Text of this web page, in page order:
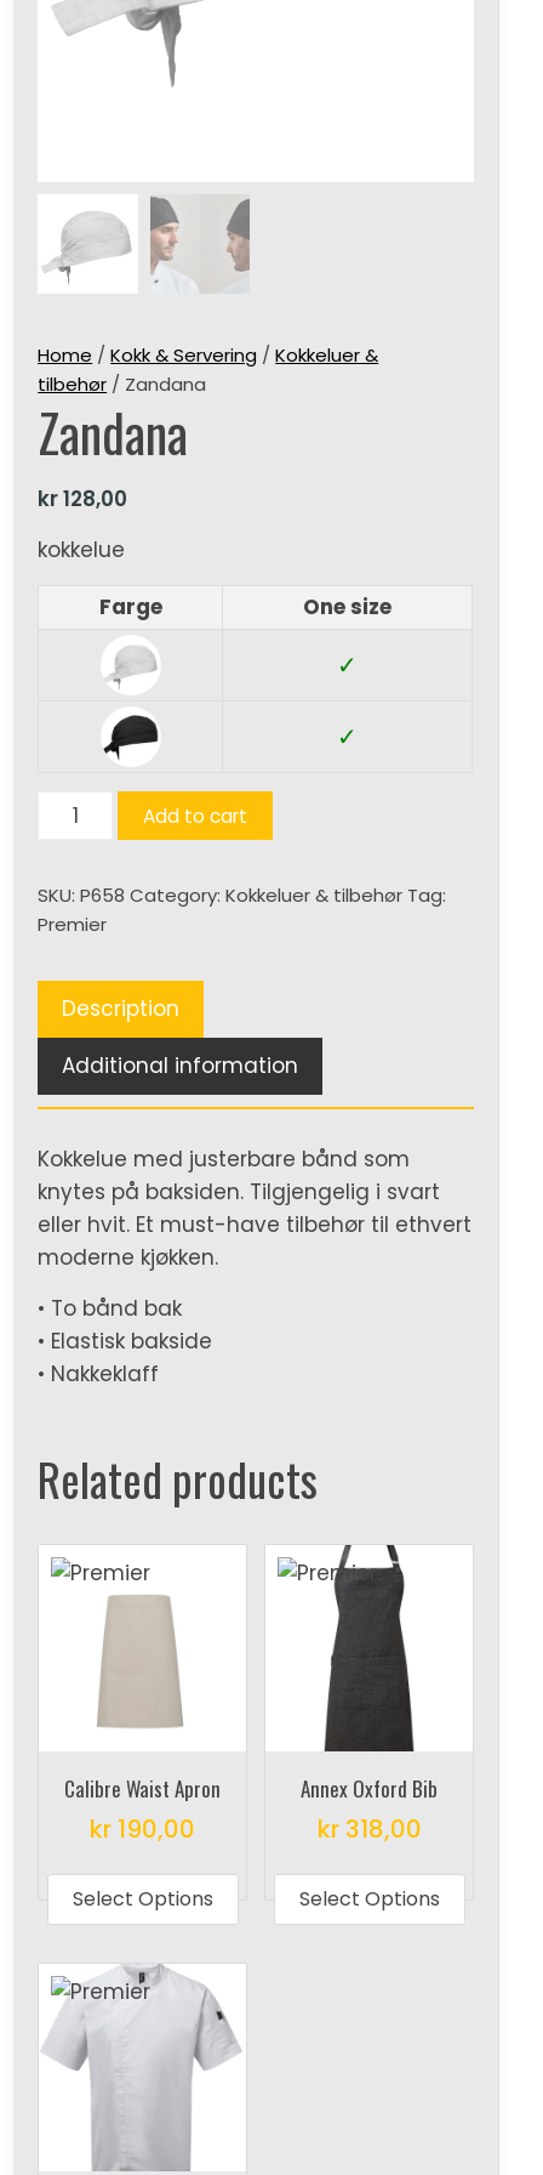
Home /Kokk & Servering /Kokkeluer &
tilbehør / Zandana
Zandana
kr128,00
kokkelue
Farge
One size
✓
✓
Zandana
quantity
Add to cart
SKU:P658 Category:Kokkeluer & tilbehør Tag:
Premier
Description
Additional information
Kokkelue med justerbare bånd som
knytes på baksiden. Tilgjengelig i svart
eller hvit. Et must-have tilbehør til ethvert
moderne kjøkken.
• To bånd bak
• Elastisk bakside
• Nakkeklaff
Related products
Calibre Waist Apron
kr 190,00
Select Options
product
has
multiple
options
Annex Oxford Bib
kr318,00
Select Options
has